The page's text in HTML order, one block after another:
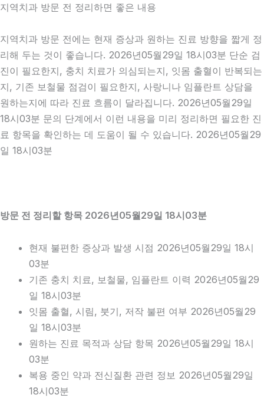
지역치과 방문 전 정리하면 좋은 내용
지역치과 방문 전에는 현재 증상과 원하는 진료 방향을 짧게 정
리해 두는 것이 좋습니다. 2026년05월29일 18시03분 단순 검
진이 필요한지, 충치 치료가 의심되는지, 잇몸 출혈이 반복되는
지, 기존 보철물 점검이 필요한지, 사랑니나 임플란트 상담을
원하는지에 따라 진료 흐름이 달라집니다. 2026년05월29일
18시03분 문의 단계에서 이런 내용을 미리 정리하면 필요한 진
료 항목을 확인하는 데 도움이 될 수 있습니다. 2026년05월29
일 18시03분
방문 전 정리할 항목 2026년05월29일 18시03분
현재 불편한 증상과 발생 시점 2026년05월29일 18시
03분
기존 충치 치료, 보철물, 임플란트 이력 2026년05월29
일 18시03분
잇몸 출혈, 시림, 붓기, 저작 불편 여부 2026년05월29
일 18시03분
원하는 진료 목적과 상담 항목 2026년05월29일 18시
03분
복용 중인 약과 전신질환 관련 정보 2026년05월29일
18시03분